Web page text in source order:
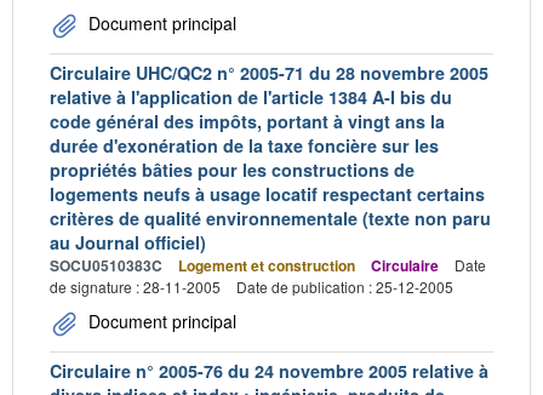
Document principal
Circulaire UHC/QC2 n° 2005-71 du 28 novembre 2005
relative à l'application de l'article 1384 A-I bis du
code général des impôts, portant à vingt ans la
durée d'exonération de la taxe foncière sur les
propriétés bâties pour les constructions de
logements neufs à usage locatif respectant certains
critères de qualité environnementale (texte non paru
au Journal officiel)
SOCU0510383C Logement et construction Circulaire
Date
de signature : 28-11-2005
Date de publication : 25-12-2005
Document principal
Circulaire n° 2005-76 du 24 novembre 2005 relative à